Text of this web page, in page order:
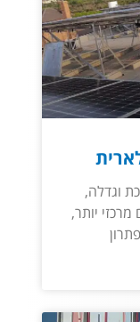
וגדלה,
יותר,